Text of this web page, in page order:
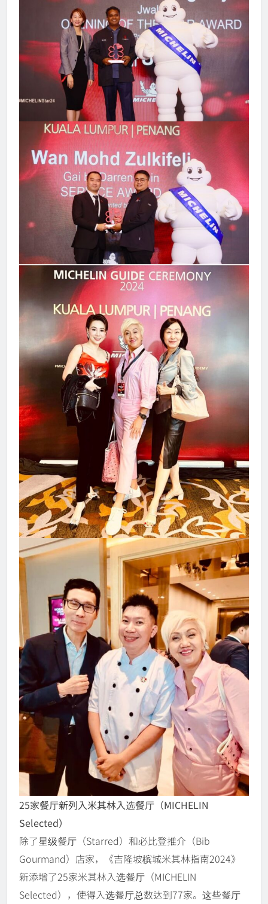
25家餐厅新列入米其林入选餐厅（MICHELIN
Selected）
除了星级餐厅（Starred）和必比登推介（Bib
Gourmand）店家，《吉隆坡槟城米其林指南2024》
新添增了25家米其林入选餐厅（MICHELIN
Selected），使得入选餐厅总数达到77家。这些餐厅